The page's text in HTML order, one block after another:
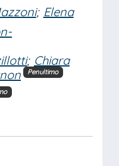
; Elena
; Chiara
Penultimo